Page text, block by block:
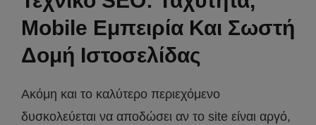
Mobile Εμπειρία Και Σωστή
Δομή Ιστοσελίδας
Ακόμη και το καλύτερο περιεχόμενο
δυσκολεύεται να αποδώσει αν το site είναι αργό,